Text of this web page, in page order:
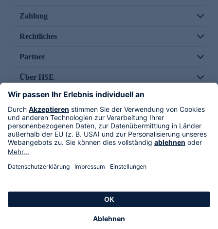
Zahlung
Rechtliches
Partner
Über HSE
Im TV
HSE International